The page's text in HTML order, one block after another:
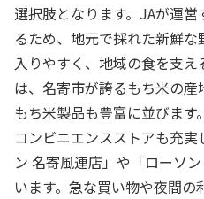
選択肢となります。JAが運
るため、地元で採れた新鮮
入りやすく、地域の食を支
は、名寄市が誇るもち米の
もち米製品も豊富に並びます。
コンビニエンスストアも充
ン 名寄風連店」や「ローソ
います。急な買い物や夜間